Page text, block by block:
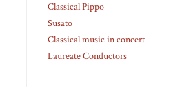
Classical Pippo
Susato
Classical music in concert
Laureate Conductors